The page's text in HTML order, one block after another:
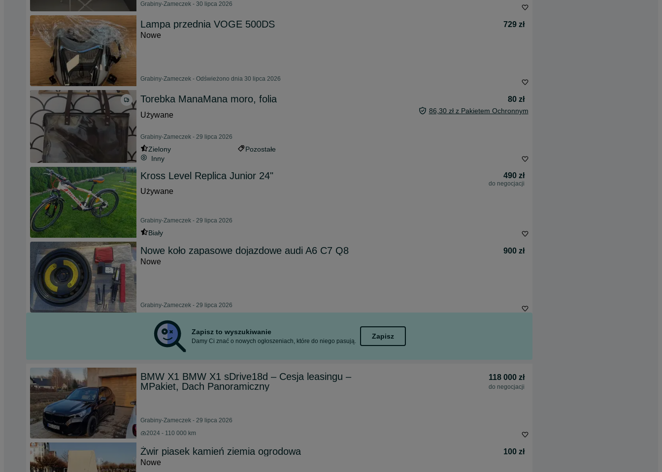
Grabiny-Zameczek - 30 lipca 2026
Lampa przednia VOGE 500DS
729 zł
Nowe
Grabiny-Zameczek - Odświeżono dnia 30 lipca 2026
Torebka ManaMana moro, folia
80 zł
Używane
86,30 zł z Pakietem Ochronnym
Grabiny-Zameczek - 29 lipca 2026
Zielony
Pozostałe
Inny
Kross Level Replica Junior 24" 490 zł
do negocjacji
Używane
Grabiny-Zameczek - 29 lipca 2026
Biały
Nowe koło zapasowe dojazdowe audi A6 C7 Q8
900 zł
Nowe
Grabiny-Zameczek - 29 lipca 2026
Zapisz to wyszukiwanie
Damy Ci znać o nowych ogłoszeniach, które do niego pasują.
Zapisz
BMW X1 BMW X1 sDrive18d – Cesja leasingu –
MPakiet, Dach Panoramiczny
118 000 zł
do negocjacji
Grabiny-Zameczek - 29 lipca 2026
2024 - 110 000 km
Żwir piasek kamień ziemia ogrodowa
100 zł
Nowe